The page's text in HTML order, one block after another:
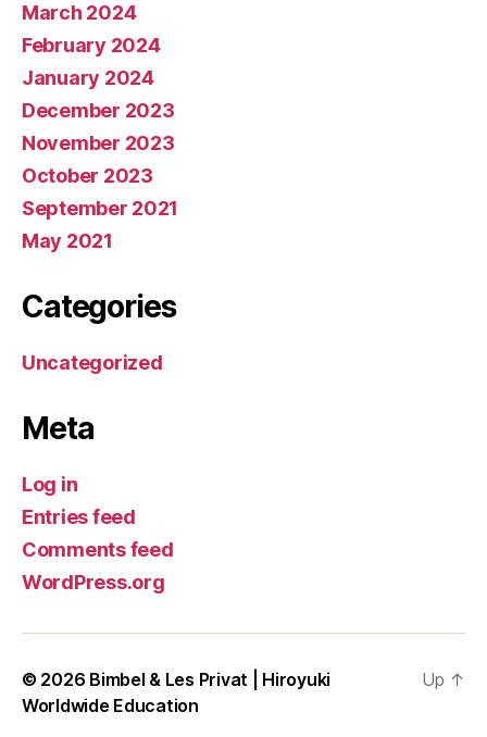
March 2024
February 2024
January 2024
December 2023
November 2023
October 2023
September 2021
May 2021
Categories
Uncategorized
Meta
Log in
Entries feed
Comments feed
WordPress.org
© 2026 Bimbel & Les Privat | Hiroyuki
Worldwide Education
Up ↑